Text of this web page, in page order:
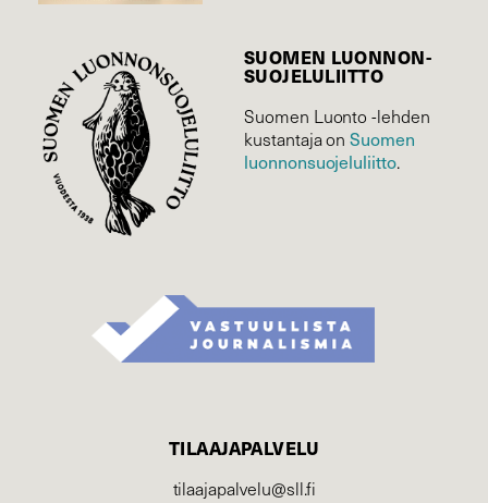
SUOMEN LUONNON­
SUOJELU­LIITTO
Suomen Luonto -lehden
kustantaja onSuomen
luonnonsuojelu­liitto.
TILAAJAPALVELU
tilaajapalvelu@sll.fi